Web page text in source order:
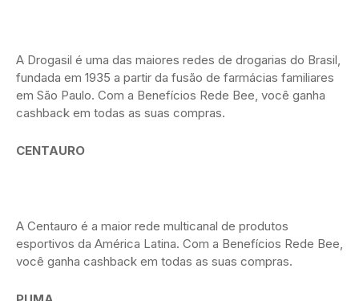
A Drogasil é uma das maiores redes de drogarias do Brasil,
fundada em 1935 a partir da fusão de farmácias familiares
em São Paulo. Com a Benefícios Rede Bee, você ganha
cashback em todas as suas compras.
CENTAURO
A Centauro é a maior rede multicanal de produtos
esportivos da América Latina. Com a Benefícios Rede Bee,
você ganha cashback em todas as suas compras.